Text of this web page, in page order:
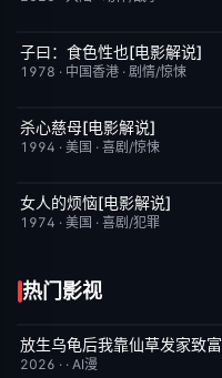
已完结
子曰：食色性也[电影解说]
1978 · 中国香港 · 剧情/惊悚
已完结
杀心慈母[电影解说]
1994 · 美国 · 喜剧/惊悚
已完结
女人的烦恼[电影解说]
1974 · 美国 · 喜剧/犯罪
热门影视
完结 10.0
放生乌龟后我靠仙草发家致富
2026 · · AI漫